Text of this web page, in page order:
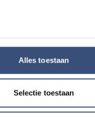
Alles toestaan
Selectie toestaan
Beach Day markt bij